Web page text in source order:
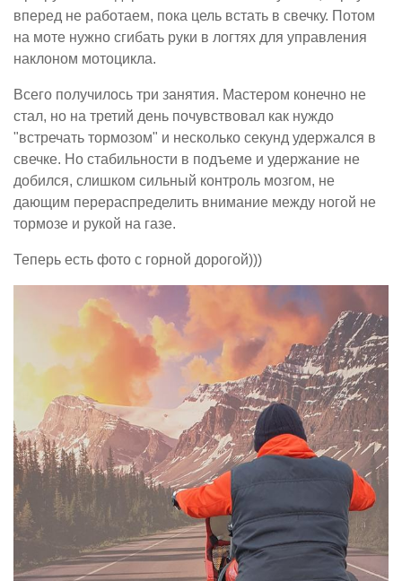
вперед не работаем, пока цель встать в свечку. Потом
на моте нужно сгибать руки в логтях для управления
наклоном мотоцикла.
Всего получилось три занятия. Мастером конечно не
стал, но на третий день почувствовал как нуждо
"встречать тормозом" и несколько секунд удержался в
свечке. Но стабильности в подъеме и удержание не
добился, слишком сильный контроль мозгом, не
дающим перераспределить внимание между ногой не
тормозе и рукой на газе.
Теперь есть фото с горной дорогой)))